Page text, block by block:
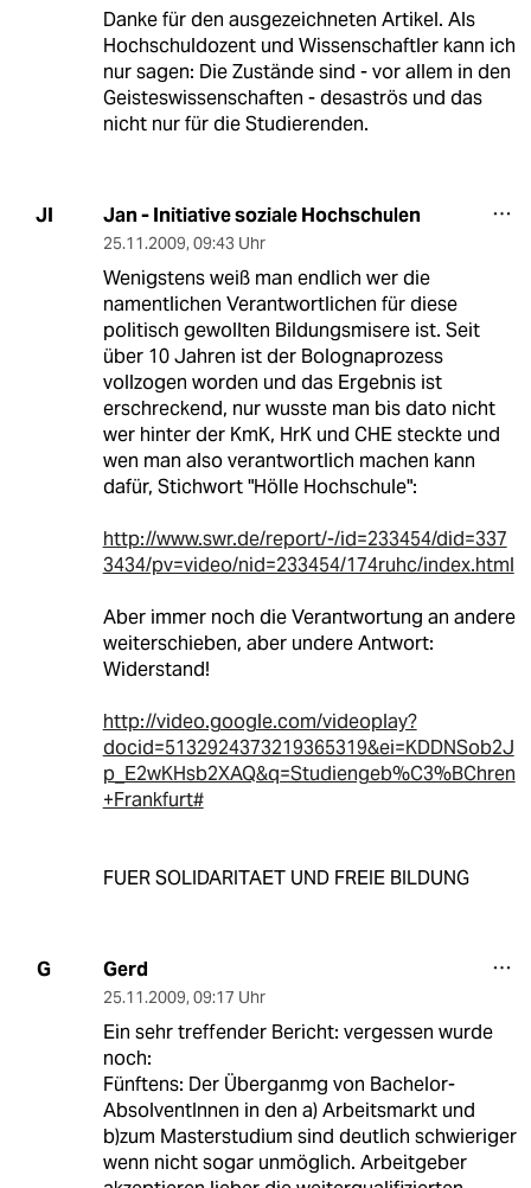
Danke für den ausgezeichneten Artikel. Als
Hochschuldozent und Wissenschaftler kann ich
nur sagen: Die Zustände sind - vor allem in den
Geisteswissenschaften - desaströs und das
nicht nur für die Studierenden.
JI Jan - Initiative soziale Hochschulen
25.11.2009, 09:43 Uhr
Wenigstens weiß man endlich wer die
namentlichen Verantwortlichen für diese
politisch gewollten Bildungsmisere ist. Seit
über 10 Jahren ist der Bolognaprozess
vollzogen worden und das Ergebnis ist
erschreckend, nur wusste man bis dato nicht
wer hinter der KmK, HrK und CHE steckte und
wen man also verantwortlich machen kann
dafür, Stichwort "Hölle Hochschule":
http://www.swr.de/report/-/id=233454/did=337
3434/pv=video/nid=233454/174ruhc/index.html
Aber immer noch die Verantwortung an andere
weiterschieben, aber undere Antwort:
Widerstand!
http://video.google.com/videoplay?
docid=5132924373219365319&ei=KDDNSob2J
p_E2wKHsb2XAQ&q=Studiengeb%C3%BChren
+Frankfurt#
FUER SOLIDARITAET UND FREIE BILDUNG
G Gerd
25.11.2009, 09:17 Uhr
Ein sehr treffender Bericht: vergessen wurde
noch:
Fünftens: Der Überganmg von Bachelor-
AbsolventInnen in den a) Arbeitsmarkt und
b)zum Masterstudium sind deutlich schwieriger
wenn nicht sogar unmöglich. Arbeitgeber